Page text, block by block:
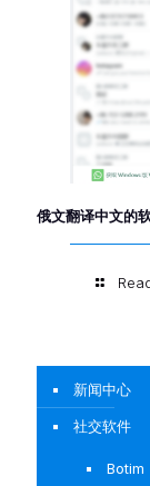
俄文翻译中文的
新闻中心
社交软件
Botim